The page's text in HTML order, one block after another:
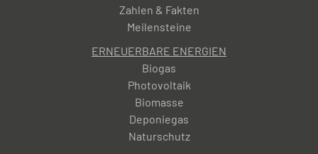
Zahlen & Fakten
Meilensteine
ERNEUERBARE ENERGIEN
Biogas
Photovoltaik
Biomasse
Deponiegas
Naturschutz